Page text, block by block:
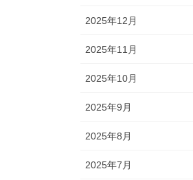
2025年12月
2025年11月
2025年10月
2025年9月
2025年8月
2025年7月